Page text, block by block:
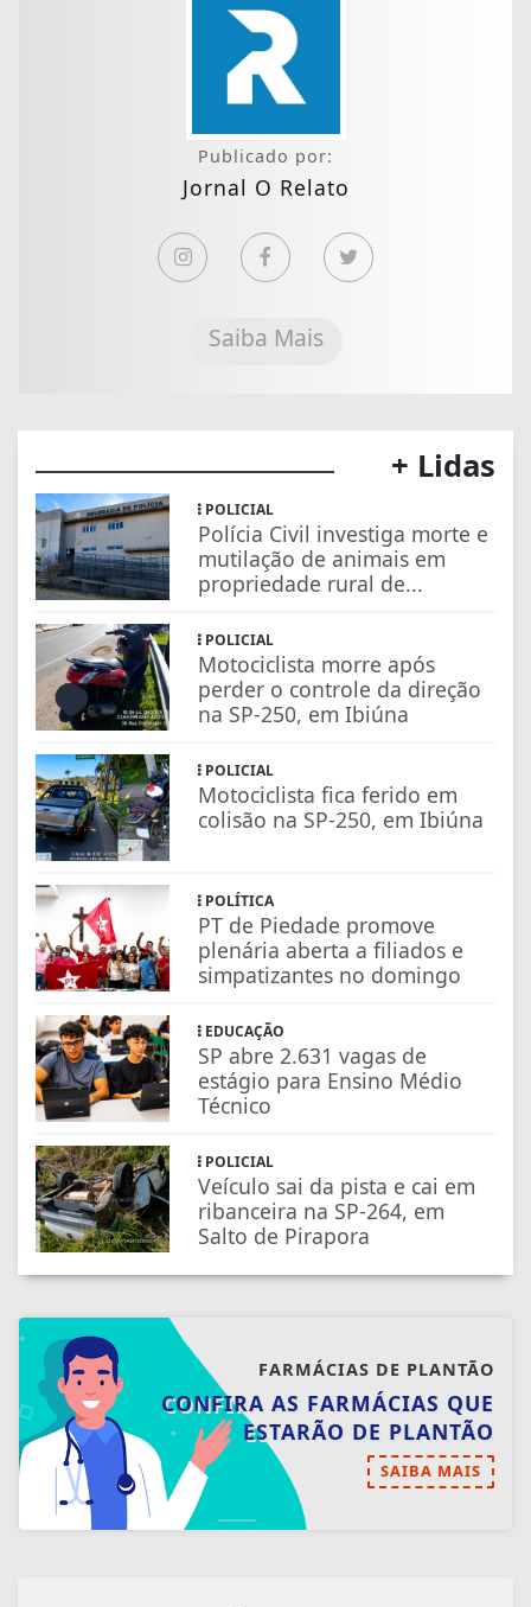
Publicado por:
Jornal O Relato
Saiba Mais
+ Lidas
POLICIAL
Polícia Civil investiga morte e
mutilação de animais em
propriedade rural de...
POLICIAL
Motociclista morre após
perder o controle da direção
na SP-250, em Ibiúna
POLICIAL
Motociclista fica ferido em
colisão na SP-250, em Ibiúna
POLÍTICA
PT de Piedade promove
plenária aberta a filiados e
simpatizantes no domingo
EDUCAÇÃO
SP abre 2.631 vagas de
estágio para Ensino Médio
Técnico
POLICIAL
Veículo sai da pista e cai em
ribanceira na SP-264, em
Salto de Pirapora
FARMÁCIAS DE PLANTÃO
CONFIRA AS FARMÁCIAS QUE
ESTARÃO DE PLANTÃO
SAIBA MAIS